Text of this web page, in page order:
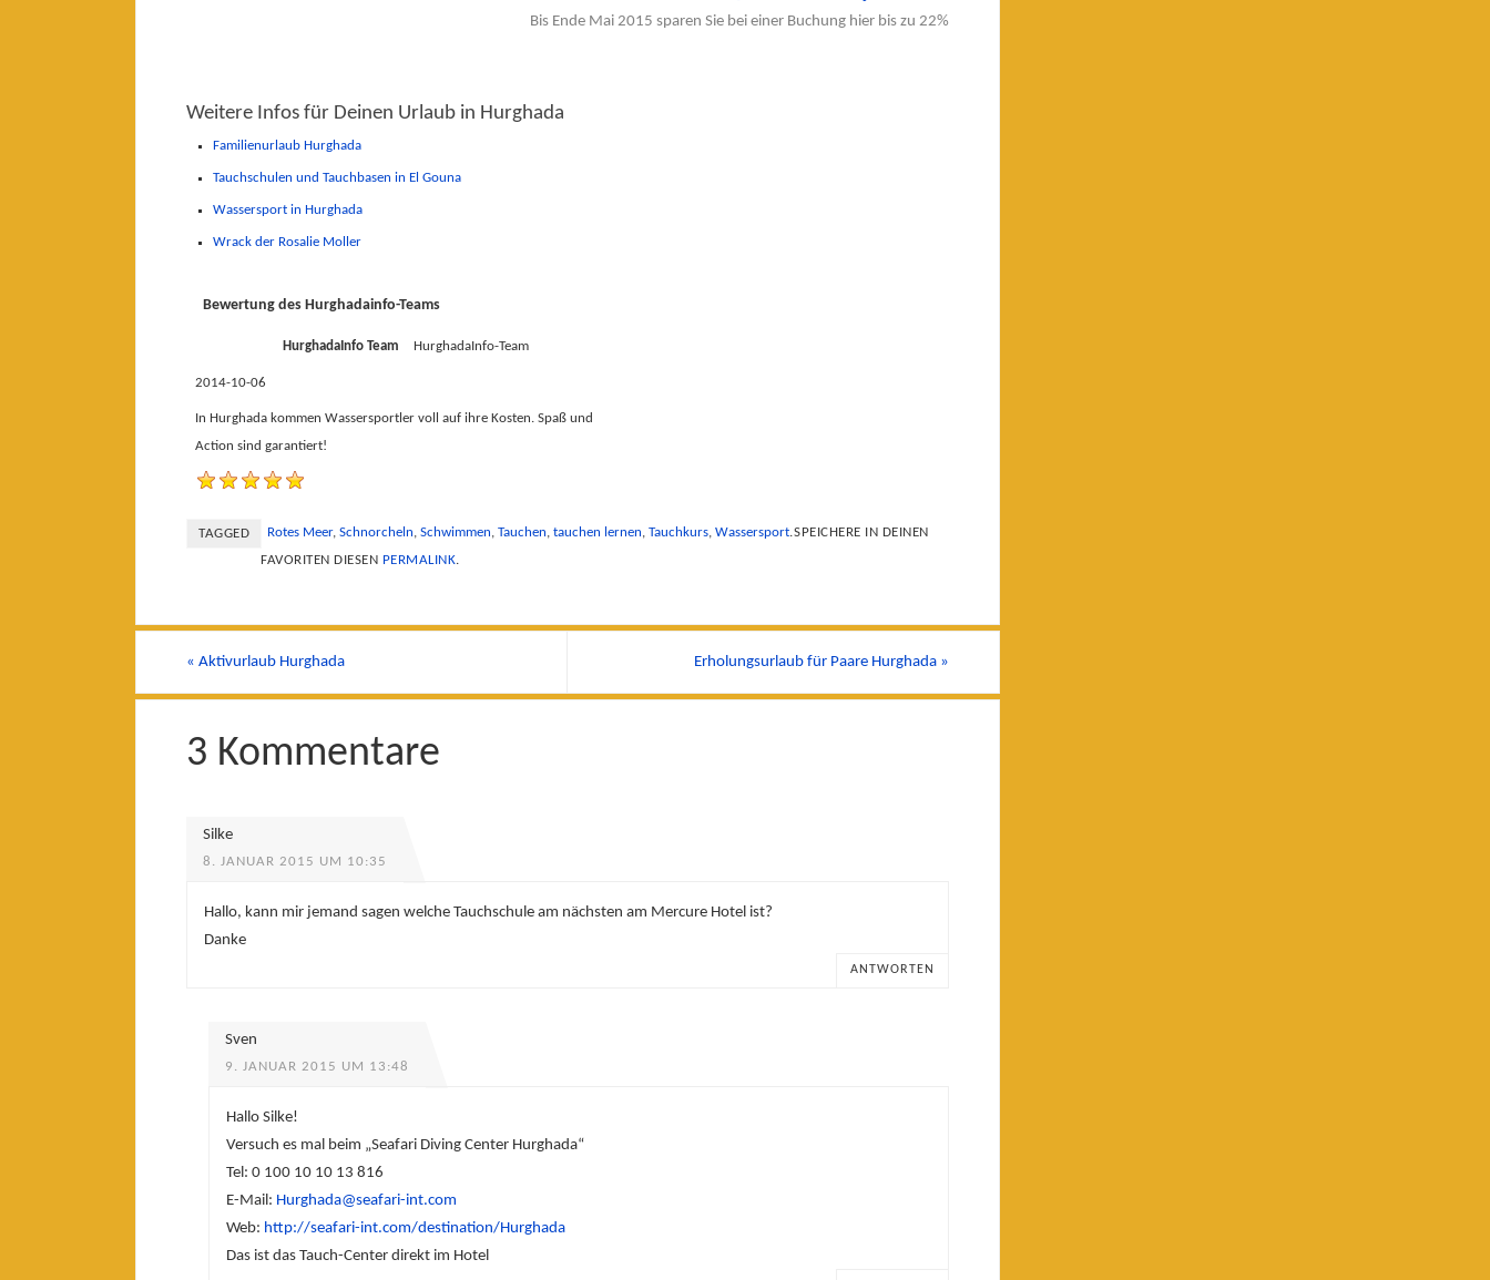
Bis Ende Mai 2015 sparen Sie bei einer Buchung hier bis zu 22%
Weitere Infos für Deinen Urlaub in Hurghada
Familienurlaub Hurghada
Tauchschulen und Tauchbasen in El Gouna
Wassersport in Hurghada
Wrack der Rosalie Moller
Bewertung des Hurghadainfo-Teams
HurghadaInfo Team HurghadaInfo-Team
2014-10-06
In Hurghada kommen Wassersportler voll auf ihre Kosten. Spaß und
Action sind garantiert!
TAGGED Rotes Meer, Schnorcheln, Schwimmen, Tauchen, tauchen lernen, Tauchkurs, Wassersport.SPEICHERE IN DEINEN
FAVORITEN DIESEN PERMALINK.
« Aktivurlaub Hurghada Erholungsurlaub für Paare Hurghada »
3 Kommentare
Silke
8. JANUAR 2015 UM 10:35
Hallo, kann mir jemand sagen welche Tauchschule am nächsten am Mercure Hotel ist?
Danke
ANTWORTEN
Sven
9. JANUAR 2015 UM 13:48
Hallo Silke!
Versuch es mal beim „Seafari Diving Center Hurghada“
Tel: 0 100 10 10 13 816
E-Mail: Hurghada@seafari-int.com
Web: http://seafari-int.com/destination/Hurghada
Das ist das Tauch-Center direkt im Hotel